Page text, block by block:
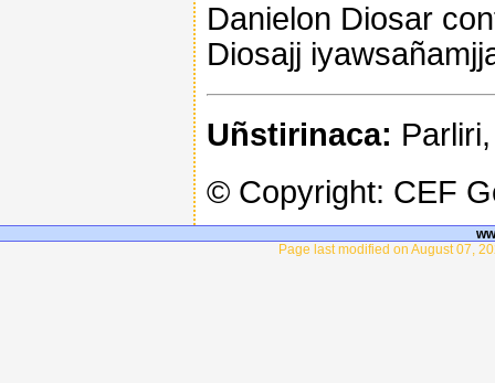
Danielon Diosar
Diosajj
Uñstirinaca:
© Copyright: CEF
Page last modified on August 07,